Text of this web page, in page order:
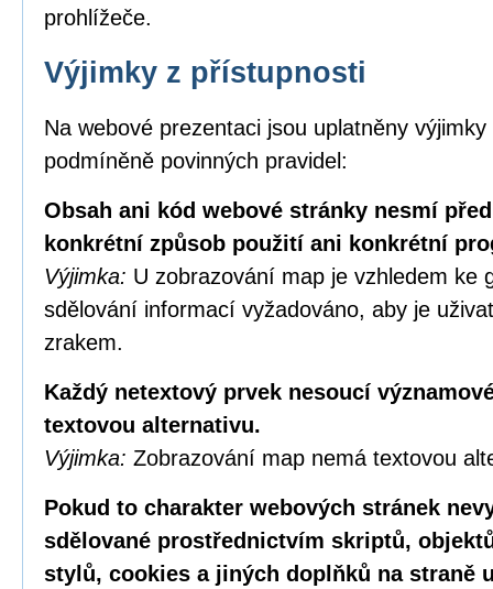
prohlížeče.
Výjimky z přístupnosti
Na webové prezentaci jsou uplatněny
podmíněně povinných pravidel:
Obsah ani kód webové stránky nesmí
konkrétní způsob použití ani konkrétní
Výjimka: U zobrazování map je vzhledem ke
sdělování informací vyžadováno, aby je
zrakem.
Každý netextový prvek nesoucí
textovou alternativu.
Výjimka: Zobrazování map nemá textovou
Pokud to charakter webových stránek
sdělované prostřednictvím skriptů,
stylů, cookies a jiných doplňků na straně